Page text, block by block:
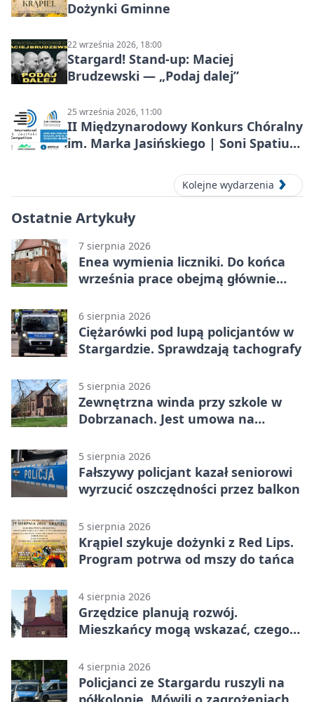
Dożynki Gminne
22 września 2026, 18:00
Stargard! Stand-up: Maciej
Brudzewski — „Podaj dalej”
25 września 2026, 11:00
II Międzynarodowy Konkurs Chóralny
im. Marka Jasińskiego | Soni Spatium
Kolejne wydarzenia
Ostatnie Artykuły
7 sierpnia 2026
Enea wymienia liczniki. Do końca
września prace obejmą głównie
6 sierpnia 2026
Ciężarówki pod lupą policjantów w
Stargardzie. Sprawdzają tachografy
5 sierpnia 2026
Zewnętrzna winda przy szkole w
Dobrzanach. Jest umowa na
5 sierpnia 2026
Fałszywy policjant kazał seniorowi
wyrzucić oszczędności przez balkon
5 sierpnia 2026
Krąpiel szykuje dożynki z Red Lips.
Program potrwa od mszy do tańca
4 sierpnia 2026
Grzędzice planują rozwój.
Mieszkańcy mogą wskazać, czego
4 sierpnia 2026
Policjanci ze Stargardu ruszyli na